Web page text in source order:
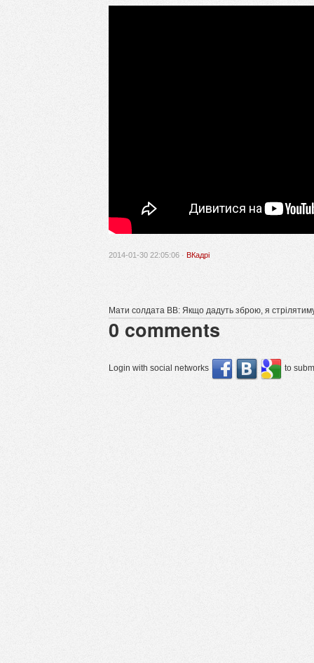
2014-01-30 22:05:06 · ВКадрі
Мати солдата ВВ: Якщо дадуть зброю, я
0 comments
Login with social networks to